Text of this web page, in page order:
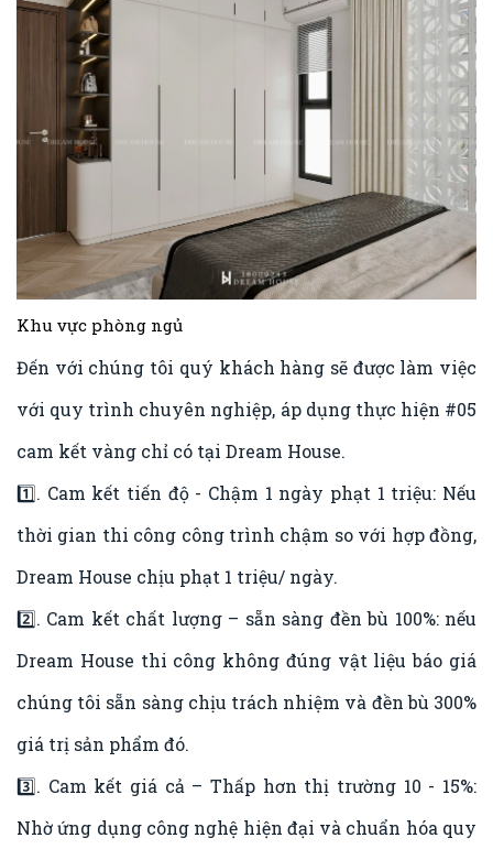
Khu vực phòng ngủ
Đến với chúng tôi quý khách hàng sẽ được làm việc
với quy trình chuyên nghiệp, áp dụng thực hiện #05
cam kết vàng chỉ có tại Dream House.
1️⃣. Cam kết tiến độ - Chậm 1 ngày phạt 1 triệu: Nếu
thời gian thi công công trình chậm so với hợp đồng,
Dream House chịu phạt 1 triệu/ ngày.
2️⃣. Cam kết chất lượng – sẵn sàng đền bù 100%: nếu
Dream House thi công không đúng vật liệu báo giá
chúng tôi sẵn sàng chịu trách nhiệm và đền bù 300%
giá trị sản phẩm đó.
3️⃣. Cam kết giá cả – Thấp hơn thị trường 10 - 15%:
Nhờ ứng dụng công nghệ hiện đại và chuẩn hóa quy